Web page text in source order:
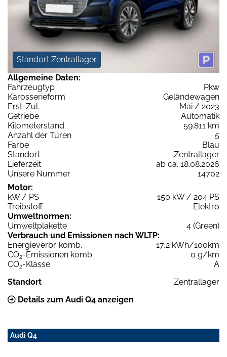
Standort Zentrallager
Allgemeine Daten:
Fahrzeugtyp
Pkw
Karosserieform
Geländewagen
Erst-Zul.
Mai / 2023
Getriebe
Automatik
Kilometerstand
59.811 km
Anzahl der Türen
5
Farbe
Blau
Standort
Zentrallager
Lieferzeit
ab ca. 18.08.2026
Unsere Nummer
14702
Motor:
kW / PS
150 kW / 204 PS
Treibstoff
Elektro
Umweltnormen:
Umweltplakette
4 (Green)
Verbrauch und Emissionen nach WLTP:
Energieverbr. komb.
17,2 kWh/100km
CO2-Emissionen komb.
0 g/km
CO2-Klasse
A
Standort
Zentrallager
Details zum Audi Q4 anzeigen
Audi Q4